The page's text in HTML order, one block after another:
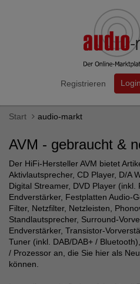
Registrieren Login
Start audio-markt
AVM - gebraucht &
Der HiFi-Hersteller AVM bietet
Aktivlautsprecher, CD Player, D/A
Digital Streamer, DVD Player (inkl.
Endverstärker, Festplatten Audio-
Filter, Netzfilter, Netzleisten,
Standlautsprecher, Surround-
Endverstärker, Transistor-
Tuner (inkl. DAB/DAB+ /
/ Prozessor an, die Sie hier als
können.